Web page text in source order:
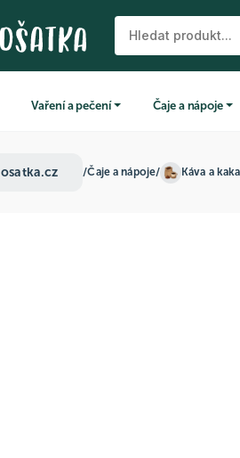
Vaření a pečení Čaje a nápoje
osatka.cz /Čaje a nápoje/ Káva a